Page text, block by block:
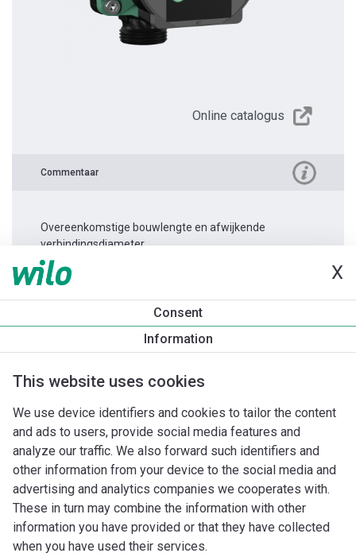
X
Consent
Information
This website uses cookies
We use device identifiers and cookies to tailor the content
and ads to users, provide social media features and
analyze our traffic. We also forward such identifiers and
other information from your device to the social media and
advertising and analytics companies we cooperates with.
These in turn may combine the information with other
information you have provided or that they have collected
when you have used their services.
Online catalogus
Commentaar
Overeenkomstige bouwlengte en afwijkende
verbindingsdiameter.
Productinformatie
Varios PICO-STG 25/1-7 -180